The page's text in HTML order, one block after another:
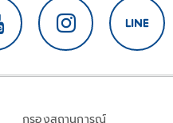
กรองสถานการณ์